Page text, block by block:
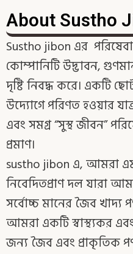
About Sustho
Sustho jibon এর
কোম্পানিটি উদ্ভাবন,
দৃষ্টি নিবদ্ধ করে। একটি
উদ্যোগে পরিণত হওয়ার
এবং সমগ্র “সুস্থ জীবন”
প্রমাণ।
sustho jibon এ, আমরা
নিবেদিতপ্রাণ দল যারা
সর্বোচ্চ মানের জৈব খাদ্য
আমরা একটি স্বাস্থ্যকর
জন্য জৈব এবং প্রাকৃতিক